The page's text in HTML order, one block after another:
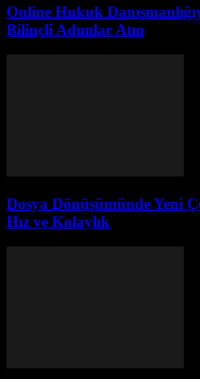
Online Hukuk
Bilinçli Adımlar Atın
Dosya Dönüşümünde Yeni
Hız ve Kolaylık